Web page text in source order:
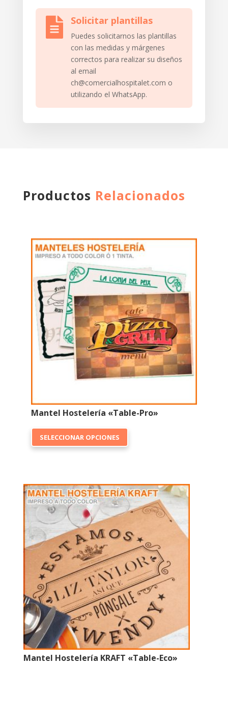
 Solicitar plantillas
Puedes solicitarnos las plantillas
con las medidas y márgenes
correctos para realizar su diseños
al email
ch@comercialhospitalet.com o
utilizando el WhatsApp.
Productos Relacionados
Mantel Hostelería «Table-Pro»
SELECCIONAR OPCIONES
Las
opciones
pueden
elegir
en
la
página
de
producto
Mantel Hostelería KRAFT «Table-Eco»